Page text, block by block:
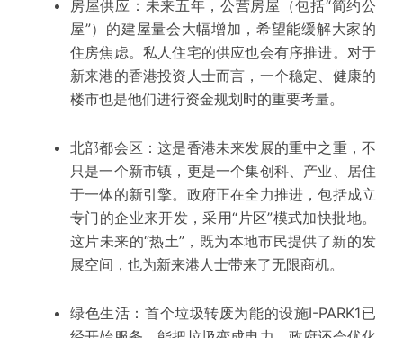
房屋供应： 未来五年，公营房屋（包括“简约公
屋”）的建屋量会大幅增加，希望能缓解大家的
住房焦虑。私人住宅的供应也会有序推进。对于
新来港的香港投资人士而言，一个稳定、健康的
楼市也是他们进行资金规划时的重要考量。
北部都会区 ：这是香港未来发展的重中之重，不
只是一个新市镇，更是一个集创科、产业、居住
于一体的新引擎。政府正在全力推进，包括成立
专门的企业来开发，采用“片区”模式加快批地。
这片未来的“热土”，既为本地市民提供了新的发
展空间，也为新来港人士带来了无限商机。
绿色生活： 首个垃圾转废为能的设施I-PARK1已